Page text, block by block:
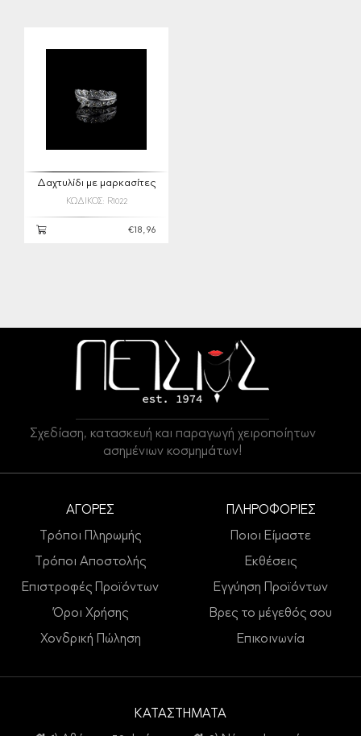
Δαχτυλίδι με μαρκασίτες
ΚΩΔΙΚΟΣ: R1022
€18,96
Σχεδίαση, κατασκευή και παραγωγή χειροποίητων
ασημένιων κοσμημάτων!
ΑΓΟΡΕΣ
Τρόποι Πληρωμής
Τρόποι Αποστολής
Επιστροφές Προϊόντων
Όροι Χρήσης
Χονδρική Πώληση
ΠΛΗΡΟΦΟΡΙΕΣ
Ποιοι Είμαστε
Εκθέσεις
Εγγύηση Προϊόντων
Βρες το μέγεθός σου
Επικοινωνία
ΚΑΤΑΣΤΗΜΑΤΑ